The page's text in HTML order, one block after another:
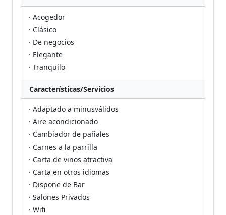
· Acogedor
· Clásico
· De negocios
· Elegante
· Tranquilo
Características/Servicios
· Adaptado a minusválidos
· Aire acondicionado
· Cambiador de pañales
· Carnes a la parrilla
· Carta de vinos atractiva
· Carta en otros idiomas
· Dispone de Bar
· Salones Privados
· Wifi